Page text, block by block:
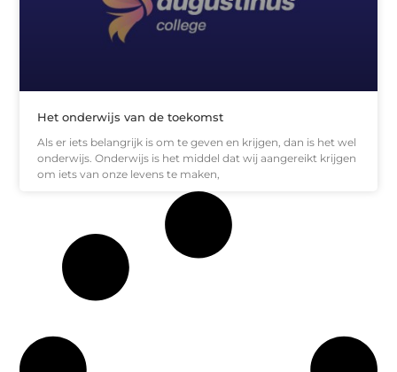
Het onderwijs van de toekomst
Als er iets belangrijk is om te geven en krijgen, dan is het wel
onderwijs. Onderwijs is het middel dat wij aangereikt krijgen
om iets van onze levens te maken,